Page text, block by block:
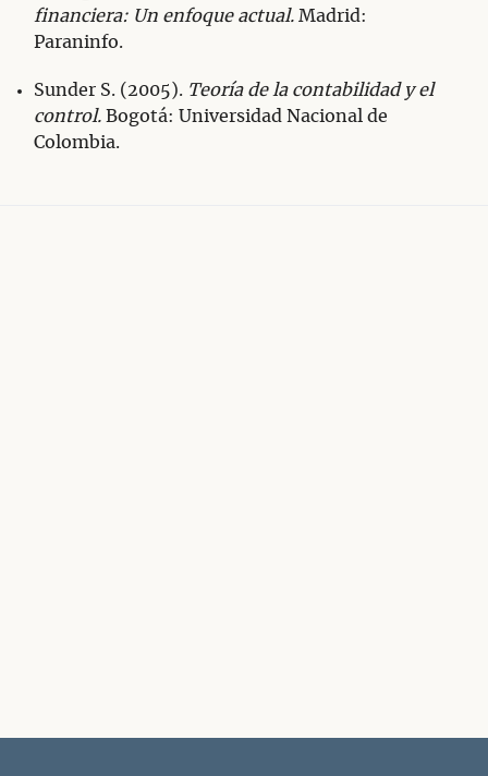
financiera: Un enfoque actual. Madrid:
Paraninfo.
Sunder S. (2005). Teoría de la contabilidad y el
control. Bogotá: Universidad Nacional de
Colombia.